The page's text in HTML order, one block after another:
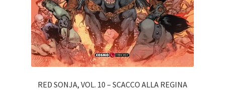
RED SONJA, VOL. 10 – SCACCO ALLA REGINA